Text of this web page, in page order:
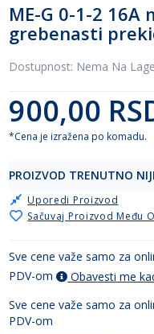
the
beginning
of
the
images
ME-G 0-1-2 16A
grebenasti
Dostupnost: Nema Na
900,00
*Cena je izražena po komadu.
PROIZVOD TRENUTNO
Sačuvaj Proizvod Među
Uporedi Proizvod
Sve cene važe samo za
PDV-om
Obavesti me
Sve cene važe samo za
PDV-om